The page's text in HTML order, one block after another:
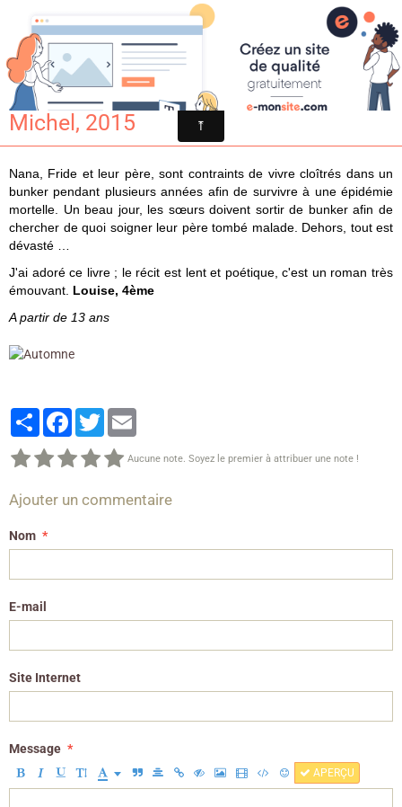
Croqu'livre
Automne / Jan Hendrik Nielsen. - Albin
Michel, 2015
Nana, Fride et leur père, sont contraints de vivre cloîtrés dans un
bunker pendant plusieurs années afin de survivre à une épidémie
mortelle. Un beau jour, les sœurs doivent sortir de bunker afin de
chercher de quoi soigner leur père tombé malade. Dehors, tout est
dévasté …
J'ai adoré ce livre ; le récit est lent et poétique, c'est un roman très
émouvant. Louise, 4ème
A partir de 13 ans
PartagerFacebook
Twitter
Aucune note. Soyez le premier à attribuer une note !
Ajouter un commentaire
Nom
E-mail
Site Internet
Message
APERÇU